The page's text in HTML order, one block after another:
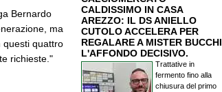
Bernardo
ma
questi quattro
richieste."
CALDISSIMO IN CASA
AREZZO: IL DS ANIELLO
CUTOLO ACCELERA PER
REGALARE A MISTER BUCCHI
L'AFFONDO DECISIVO.
Trattative in
fermento fino alla
chiusura del primo